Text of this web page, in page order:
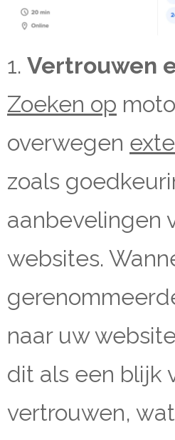
1. Vertrouwen
Zoeken op
overwegen
zoals
aanbevelingen
websites.
naar uw
dit als een blijk
vertrouwen,